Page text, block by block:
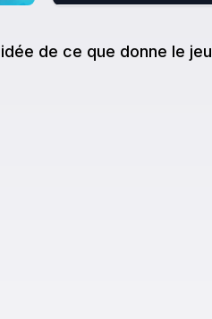
de ce que donne le jeu